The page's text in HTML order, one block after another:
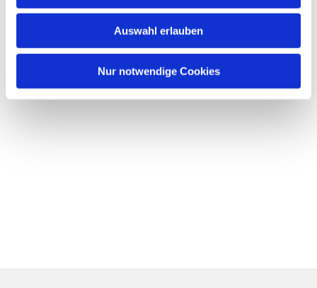
Auswahl erlauben
Nur notwendige Cookies